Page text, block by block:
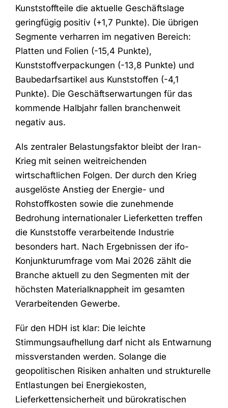
Kunststoffteile die aktuelle Geschäftslage
geringfügig positiv (+1,7 Punkte). Die übrigen
Segmente verharren im negativen Bereich:
Platten und Folien (-15,4 Punkte),
Kunststoffverpackungen (-13,8 Punkte) und
Baubedarfsartikel aus Kunststoffen (-4,1
Punkte). Die Geschäftserwartungen für das
kommende Halbjahr fallen branchenweit
negativ aus.
Als zentraler Belastungsfaktor bleibt der Iran-
Krieg mit seinen weitreichenden
wirtschaftlichen Folgen. Der durch den Krieg
ausgelöste Anstieg der Energie- und
Rohstoffkosten sowie die zunehmende
Bedrohung internationaler Lieferketten treffen
die Kunststoffe verarbeitende Industrie
besonders hart. Nach Ergebnissen der ifo-
Konjunkturumfrage vom Mai 2026 zählt die
Branche aktuell zu den Segmenten mit der
höchsten Materialknappheit im gesamten
Verarbeitenden Gewerbe.
Für den HDH ist klar: Die leichte
Stimmungsaufhellung darf nicht als Entwarnung
missverstanden werden. Solange die
geopolitischen Risiken anhalten und strukturelle
Entlastungen bei Energiekosten,
Lieferkettensicherheit und bürokratischen